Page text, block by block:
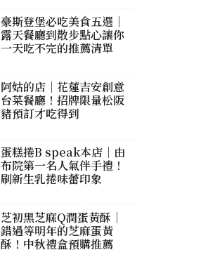
豪斯登堡必吃美食五選｜
露天餐廳到散步點心讓你
一天吃不完的推薦清單
阿姑的店｜花蓮吉安創意
台菜餐廳！招牌限量松阪
豬預訂才吃得到
蛋糕捲B speak本店｜由
布院第一名人氣伴手禮！
刷新生乳捲味蕾印象
芝初黑芝麻Q潤蛋黃酥｜
錯過等明年的芝麻蛋黃
酥！中秋禮盒預購推薦